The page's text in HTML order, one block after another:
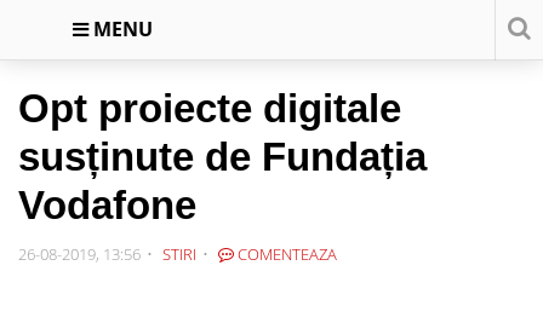
MENU
Opt proiecte digitale
susținute de Fundația
Vodafone
26-08-2019, 13:56 STIRI COMENTEAZA